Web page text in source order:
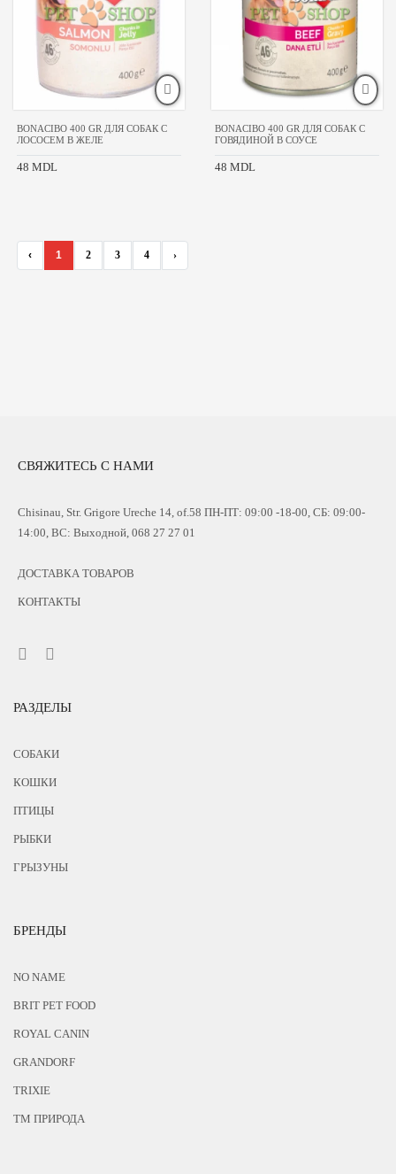
BONACIBO 400 GR ДЛЯ СОБАК С
ЛОСОСЕМ В ЖЕЛЕ
48 MDL
BONACIBO 400 GR ДЛЯ СОБАК С
ГОВЯДИНОЙ В СОУСЕ
48 MDL
‹ 1 2 3 4 ›
СВЯЖИТЕСЬ С НАМИ
Chisinau, Str. Grigore Ureche 14, of.58 ПН-ПТ: 09:00 -18-00, СБ: 09:00-
14:00, ВС: Выходной, 068 27 27 01
ДОСТАВКА ТОВАРОВ
КОНТАКТЫ
РАЗДЕЛЫ
СОБАКИ
КОШКИ
ПТИЦЫ
РЫБКИ
ГРЫЗУНЫ
БРЕНДЫ
NO NAME
BRIT PET FOOD
ROYAL CANIN
GRANDORF
TRIXIE
ТМ ПРИРОДА